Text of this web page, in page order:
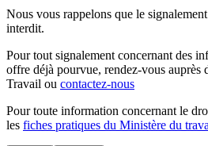
Nous vous rappelons que le
interdit.
Pour tout signalement concernant des
offre déjà pourvue, rendez-vous auprès
Travail ou contactez-nous
Pour toute information concernant le
les fiches pratiques du Ministère du